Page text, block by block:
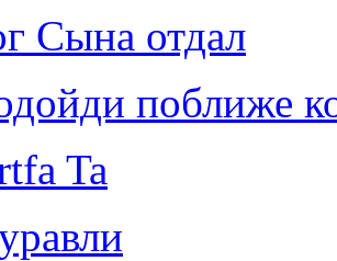
Сына отдал
поближе
Ta